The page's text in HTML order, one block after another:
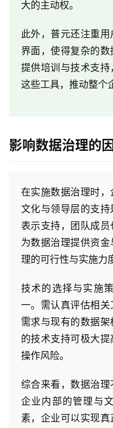
与
持
解
普
系
我
大的主动权。
此外，普元还注重
界面，使得复杂的
提供培训与技术支
这些工具，推动整个
影响数据治理的
在实施数据治理时
文化与领导层的支
表示支持，团队成
为数据治理提供资
理的可行性与实施力
技术的选择与实施
一。需认真评估相
需求与现有的数据
的技术支持可极大
操作风险。
综合来看，数据治
企业内部的管理与
素，企业可以实现